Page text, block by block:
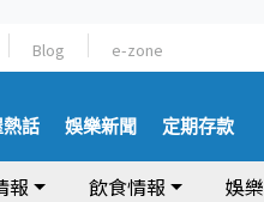
Blog e-zone
熱話 娛樂新聞 定期存款
報 飲食情報 娛樂